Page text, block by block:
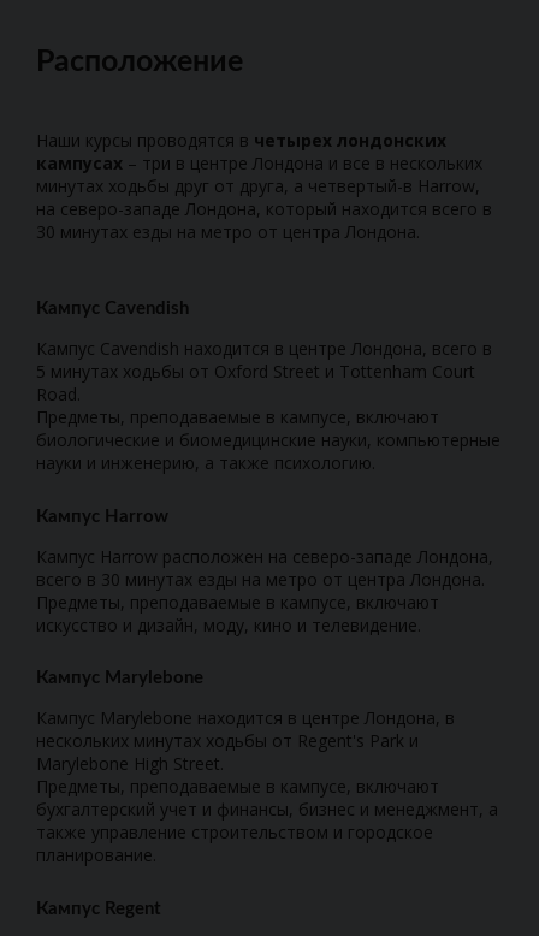
Расположение
Наши курсы проводятся в четырех лондонских
кампусах – три в центре Лондона и все в нескольких
минутах ходьбы друг от друга, а четвертый-в Harrow,
на северо-западе Лондона, который находится всего в
30 минутах езды на метро от центра Лондона.
Кампус Cavendish
Кампус Cavendish находится в центре Лондона, всего в
5 минутах ходьбы от Oxford Street и Tottenham Court
Road.
Предметы, преподаваемые в кампусе, включают
биологические и биомедицинские науки, компьютерные
науки и инженерию, а также психологию.
Кампус Harrow
Кампус Harrow расположен на северо-западе Лондона,
всего в 30 минутах езды на метро от центра Лондона.
Предметы, преподаваемые в кампусе, включают
искусство и дизайн, моду, кино и телевидение.
Кампус Marylebone
Кампус Marylebone находится в центре Лондона, в
нескольких минутах ходьбы от Regent's Park и
Marylebone High Street.
Предметы, преподаваемые в кампусе, включают
бухгалтерский учет и финансы, бизнес и менеджмент, а
также управление строительством и городское
планирование.
Кампус Regent